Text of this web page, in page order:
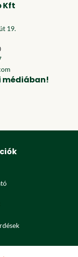
Kft
19.
médiában!